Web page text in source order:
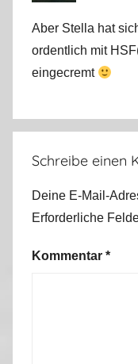
Aber Stella hat
ordentlich mit
eingecremt
Schreibe einen
Deine E-Mail-
Erforderliche
Kommentar *